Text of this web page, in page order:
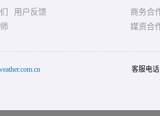
用户反馈
商务合
媒资合
客服电